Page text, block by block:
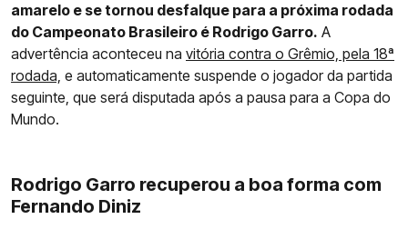
amarelo e se tornou desfalque para a próxima rodada
do Campeonato Brasileiro é Rodrigo Garro. A
advertência aconteceu na vitória contra o Grêmio, pela 18ª
rodada, e automaticamente suspende o jogador da partida
seguinte, que será disputada após a pausa para a Copa do
Mundo.
Rodrigo Garro recuperou a boa forma com
Fernando Diniz